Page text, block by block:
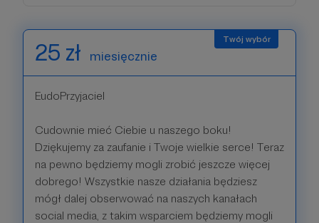
25 zł miesięcznie
EudoPrzyjaciel
Cudownie mieć Ciebie u naszego boku!
Dziękujemy za zaufanie i Twoje wielkie serce! Teraz
na pewno będziemy mogli zrobić jeszcze więcej
dobrego! Wszystkie nasze działania będziesz
mógł dalej obserwować na naszych kanałach
social media, z takim wsparciem będziemy mogli